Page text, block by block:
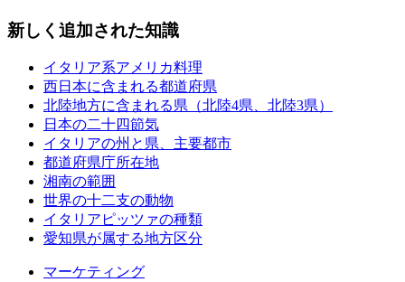
新しく追加された知識
イタリア系アメリカ料理
西日本に含まれる都道府県
北陸地方に含まれる県（北陸4県、北陸3県）
日本の二十四節気
イタリアの州と県、主要都市
都道府県庁所在地
湘南の範囲
世界の十二支の動物
イタリアピッツァの種類
愛知県が属する地方区分
マーケティング